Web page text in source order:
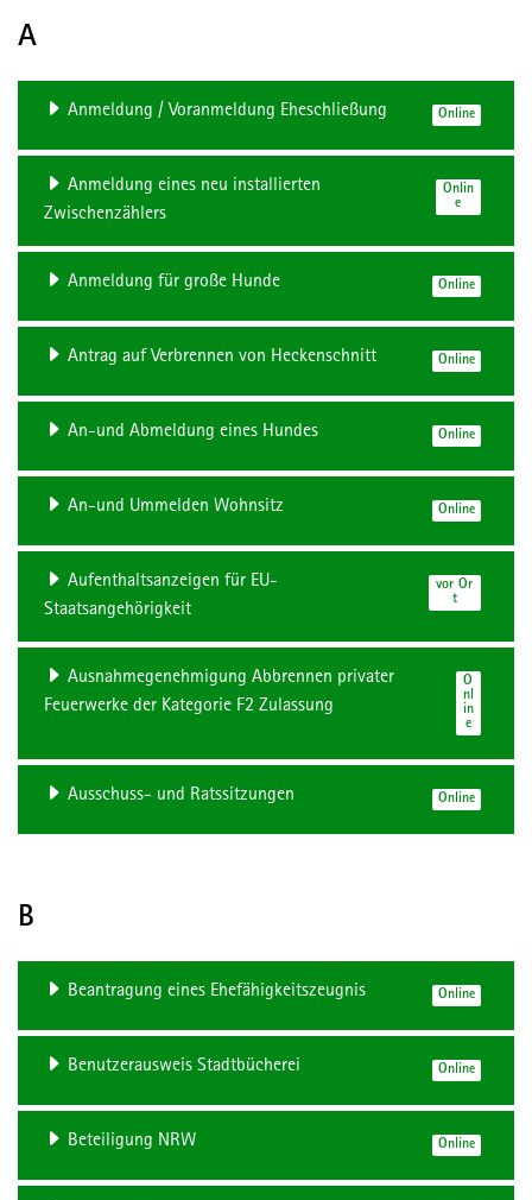
A
Anmeldung / Voranmeldung Eheschließung Online
Anmeldung eines neu installierten
Zwischenzählers
Onlin
e
Anmeldung für große Hunde Online
Antrag auf Verbrennen von Heckenschnitt Online
An-und Abmeldung eines Hundes Online
An-und Ummelden Wohnsitz Online
Aufenthaltsanzeigen für EU-
Staatsangehörigkeit
vor Or
t
Ausnahmegenehmigung Abbrennen privater
Feuerwerke der Kategorie F2 Zulassung
O
nl
in
e
Ausschuss- und Ratssitzungen Online
B
Beantragung eines Ehefähigkeitszeugnis Online
Benutzerausweis Stadtbücherei Online
Beteiligung NRW Online